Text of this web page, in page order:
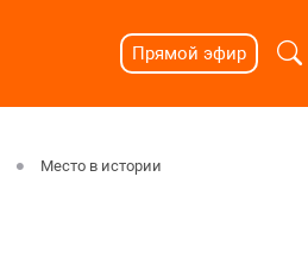
Прямой эфир
Место в истории